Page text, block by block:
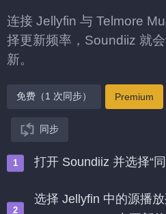
连接 Jellyfin 与 Telmore
择更新频率，Soundiiz 就
新。
免费（1 次同步） Premium
同步
打开 Soundiiz 并选择“
选择 Jellyfin 中的源播